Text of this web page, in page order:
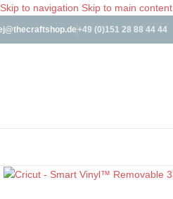
Skip to navigation Skip to main content
+49 (0)151 28 88 44 44